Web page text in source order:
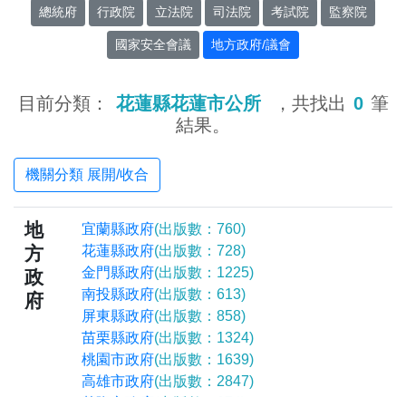
總統府 行政院 立法院 司法院 考試院 監察院
國家安全會議 地方政府/議會
目前分類： 花蓮縣花蓮市公所 ，共找出 0 筆
結果。
機關分類 展開/收合
地
方
政
府
宜蘭縣政府(出版數：760)
花蓮縣政府(出版數：728)
金門縣政府(出版數：1225)
南投縣政府(出版數：613)
屏東縣政府(出版數：858)
苗栗縣政府(出版數：1324)
桃園市政府(出版數：1639)
高雄市政府(出版數：2847)